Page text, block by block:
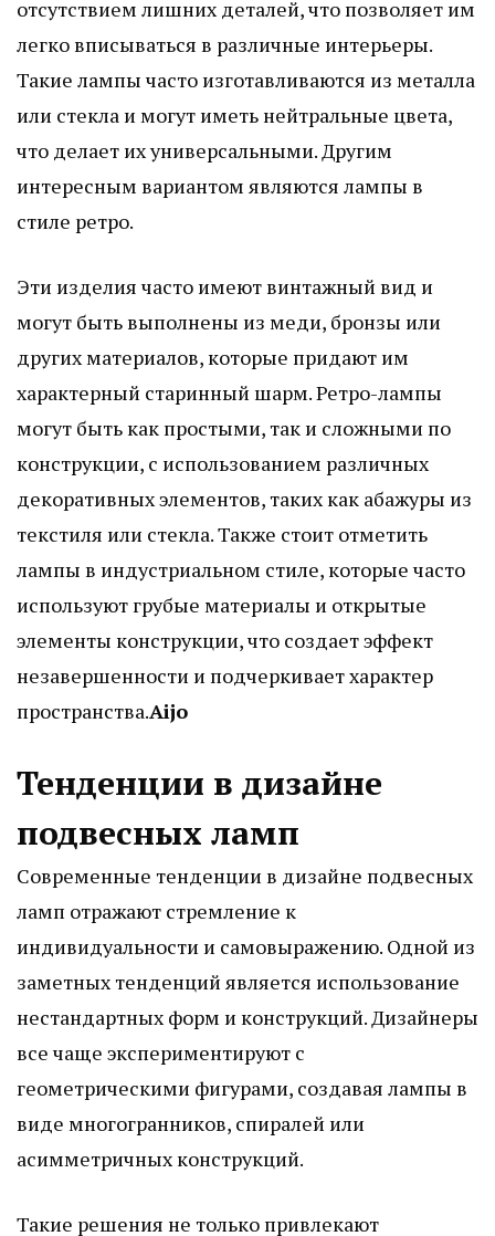
отсутствием лишних деталей, что позволяет им
легко вписываться в различные интерьеры.
Такие лампы часто изготавливаются из металла
или стекла и могут иметь нейтральные цвета,
что делает их универсальными. Другим
интересным вариантом являются лампы в
стиле ретро.
Эти изделия часто имеют винтажный вид и
могут быть выполнены из меди, бронзы или
других материалов, которые придают им
характерный старинный шарм. Ретро-лампы
могут быть как простыми, так и сложными по
конструкции, с использованием различных
декоративных элементов, таких как абажуры из
текстиля или стекла. Также стоит отметить
лампы в индустриальном стиле, которые часто
используют грубые материалы и открытые
элементы конструкции, что создает эффект
незавершенности и подчеркивает характер
пространства.Aijo
Тенденции в дизайне
подвесных ламп
Современные тенденции в дизайне подвесных
ламп отражают стремление к
индивидуальности и самовыражению. Одной из
заметных тенденций является использование
нестандартных форм и конструкций. Дизайнеры
все чаще экспериментируют с
геометрическими фигурами, создавая лампы в
виде многогранников, спиралей или
асимметричных конструкций.
Такие решения не только привлекают